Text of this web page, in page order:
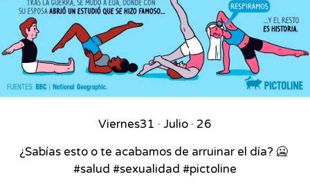
Viernes31 · Julio · 26
¿Sabías esto o te acabamos de arruinar el día? 🥶⁣ ⁣
#salud #sexualidad #pictoline